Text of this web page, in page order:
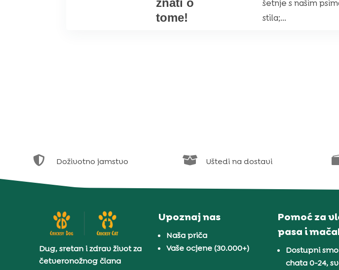
znati o
tome!
šetnje s našim
stila;...
 Doživotno jamstvo  Uštedi na dostavi
Dug, sretan i zdrav život za
četveronožnog člana
Upoznaj nas
Naša priča
Vaše ocjene (30.000+)
Pomoć za
pasa i
Dostupni
chata 0-24,